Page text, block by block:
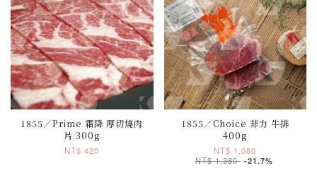
1855／Prime 霜降 厚切燒肉
片 300g
NT$ 420
1855／Choice 菲力 牛排
400g
NT$ 1,080
NT$ 1,380 -21.7%